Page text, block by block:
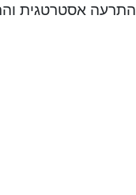
אסטרטגית